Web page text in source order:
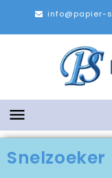
info@papier-

Snelzoeker